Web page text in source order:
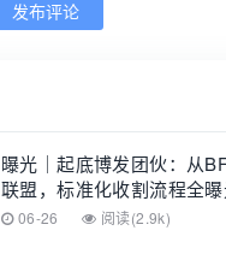
发布评论
曝光｜起底博发团伙：从
联盟，标准化收割流程全
06-26 阅读(2.9k)